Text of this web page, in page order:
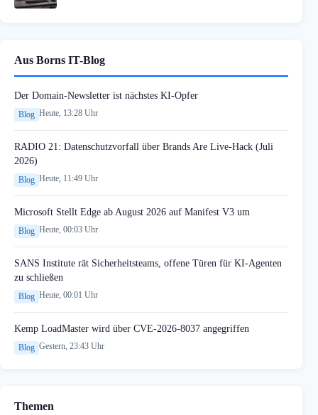
Aus Borns IT-Blog
Der Domain-Newsletter ist nächstes KI-Opfer
Blog Heute, 13:28 Uhr
RADIO 21: Datenschutzvorfall über Brands Are Live-Hack (Juli
2026)
Blog Heute, 11:49 Uhr
Microsoft Stellt Edge ab August 2026 auf Manifest V3 um
Blog Heute, 00:03 Uhr
SANS Institute rät Sicherheitsteams, offene Türen für KI-Agenten
zu schließen
Blog Heute, 00:01 Uhr
Kemp LoadMaster wird über CVE-2026-8037 angegriffen
Blog Gestern, 23:43 Uhr
Themen